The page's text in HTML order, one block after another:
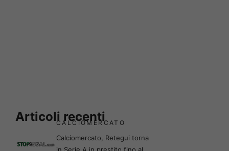
Articoli recenti
CALCIOMERCATO
Calciomercato, Retegui torna